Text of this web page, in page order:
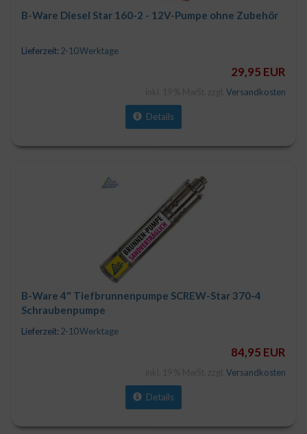
B-Ware Diesel Star 160-2 - 12V-Pumpe ohne Zubehör
Lieferzeit: 2-10 Werktage
29,95 EUR
Versandkosten
Details
B-Ware 4" Tiefbrunnenpumpe SCREW-Star 370-4
Schraubenpumpe
Lieferzeit: 2-10 Werktage
84,95 EUR
Versandkosten
Details